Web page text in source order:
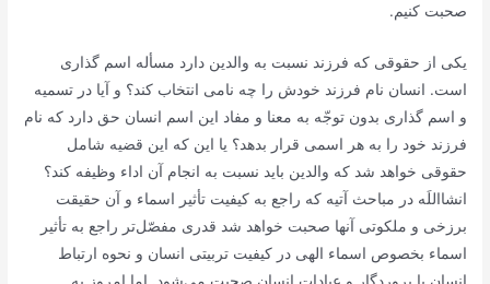
صحبت كنیم.
یكی از حقوقی كه فرزند نسبت به والدین دارد مسأله اسم گذاری
است. انسان نام فرزند خودش را چه نامی انتخاب كند؟ و آیا در تسمیه
و اسم گذاری بدون توجّه به معنا و مفاد این اسم انسان حق دارد كه نام
فرزند خود را به هر اسمی قرار بدهد؟ یا این كه این قضیه شامل
حقوقی خواهد شد كه والدین باید نسبت به انجام آن اداء وظیفه كند؟
انشااللَه در مباحث آتیه كه راجع به كیفیت تأثیر اسماء و آن حقیقت
برزخی و ملكوتی آنها صحبت خواهد شد قدری مفصّل‌تر راجع به تأثیر
اسماء بخصوص اسماء الهی در كیفیت تربیتی انسان و نحوه ارتباط
انسان با پروردگار و عبادات انسان صحبت می‌شود. اما امروز به